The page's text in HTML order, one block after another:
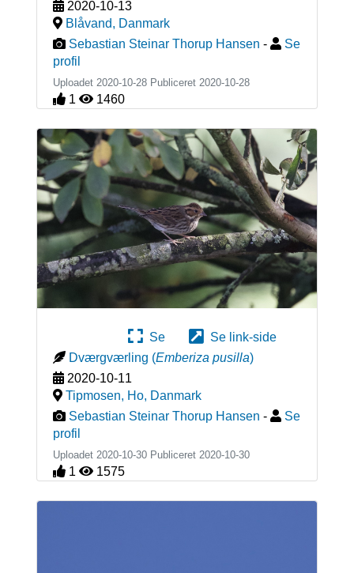
2020-10-13
Blåvand, Danmark
Sebastian Steinar Thorup Hansen -
Se
profil
Uploadet 2020-10-28 Publiceret 2020-10-28
1 1460
Se
Se link-side
Dværgværling (Emberiza pusilla)
2020-10-11
Tipmosen, Ho, Danmark
Sebastian Steinar Thorup Hansen -
Se
profil
Uploadet 2020-10-30 Publiceret 2020-10-30
1 1575